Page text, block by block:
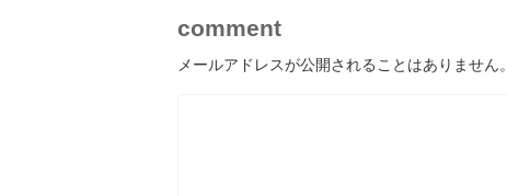
comment
メールアドレスが公開されることはありません。